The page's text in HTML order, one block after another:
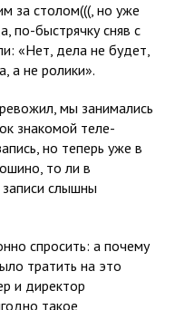
за столом(((, но уже
по-быстрячку сняв с
«Нет, дела не будет,
а не ролики».
мы занимались
знакомой теле-
но теперь уже в
то ли в
слышны
спросить: а почему
тратить на это
и директор
такое